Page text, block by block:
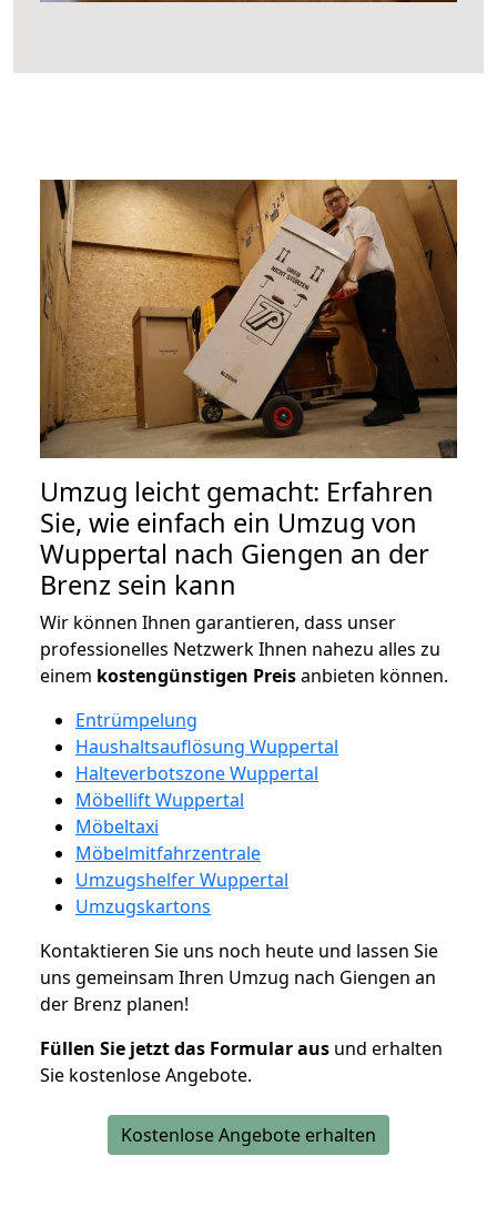
Umzug leicht gemacht: Erfahren
Sie, wie einfach ein Umzug von
Wuppertal nach Giengen an der
Brenz sein kann
Wir können Ihnen garantieren, dass unser
professionelles Netzwerk Ihnen nahezu alles zu
einem kostengünstigen Preisanbieten können.
Entrümpelung
Haushaltsauflösung Wuppertal
Halteverbotszone Wuppertal
Möbellift Wuppertal
Möbeltaxi
Möbelmitfahrzentrale
Umzugshelfer Wuppertal
Umzugskartons
Kontaktieren Sie uns noch heute und lassen Sie
uns gemeinsam Ihren Umzug nach Giengen an
der Brenz planen!
Füllen Sie jetzt das Formular aus und erhalten
Sie kostenlose Angebote.
Kostenlose Angebote erhalten